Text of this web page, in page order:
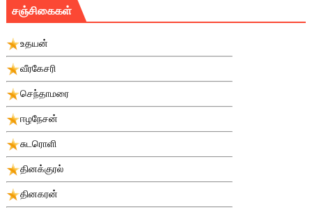
சஞ்சிகைகள்
உதயன்
வீரகேசரி
செந்தாமரை
ஈழநேசன்
சுடரொளி
தினக்குரல்
தினகரன்